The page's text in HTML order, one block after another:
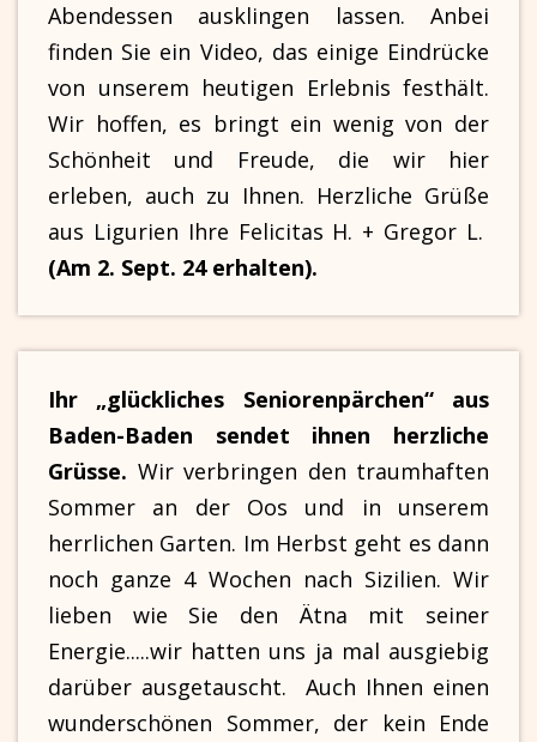
Abendessen ausklingen lassen. Anbei
finden Sie ein Video, das einige Eindrücke
von unserem heutigen Erlebnis festhält.
Wir hoffen, es bringt ein wenig von der
Schönheit und Freude, die wir hier
erleben, auch zu Ihnen. Herzliche Grüße
aus Ligurien Ihre Felicitas H. + Gregor L.
(Am 2. Sept. 24 erhalten).
Ihr „glückliches Seniorenpärchen“ aus
Baden-Baden sendet ihnen herzliche
Grüsse. Wir verbringen den traumhaften
Sommer an der Oos und in unserem
herrlichen Garten. Im Herbst geht es dann
noch ganze 4 Wochen nach Sizilien. Wir
lieben wie Sie den Ätna mit seiner
Energie.....wir hatten uns ja mal ausgiebig
darüber ausgetauscht. Auch Ihnen einen
wunderschönen Sommer, der kein Ende